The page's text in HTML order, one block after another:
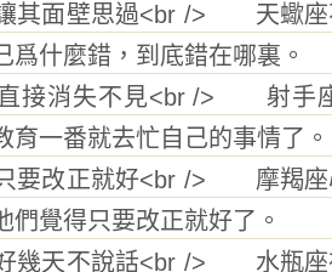
面壁思過<br /> 天蠍座不
爲什麼錯，到底錯在哪裏。
消失不見<br /> 射手座
育一番就去忙自己的事情了。
改正就好<br /> 摩羯座心
們覺得只要改正就好了。
天不說話<br /> 水瓶座在